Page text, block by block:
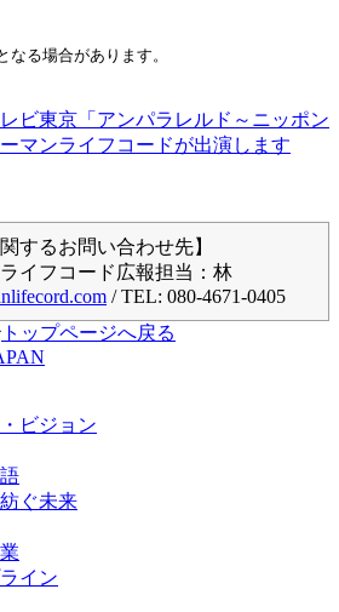
る場合があります。
ビ東京「アンパラレルド～ニッポン
マンライフコードが出演します
関するお問い合わせ先】
イフコード広報担当：林
/ TEL: 080-4671-0405
トップページへ戻る
ビジョン
ぐ未来
イン